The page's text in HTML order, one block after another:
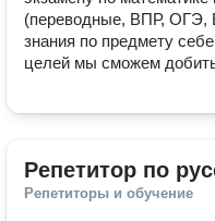
(переводные, ВПР, ОГЭ,
знания по предмету
целей мы сможем
Репетитор по
Репетиторы и обучение